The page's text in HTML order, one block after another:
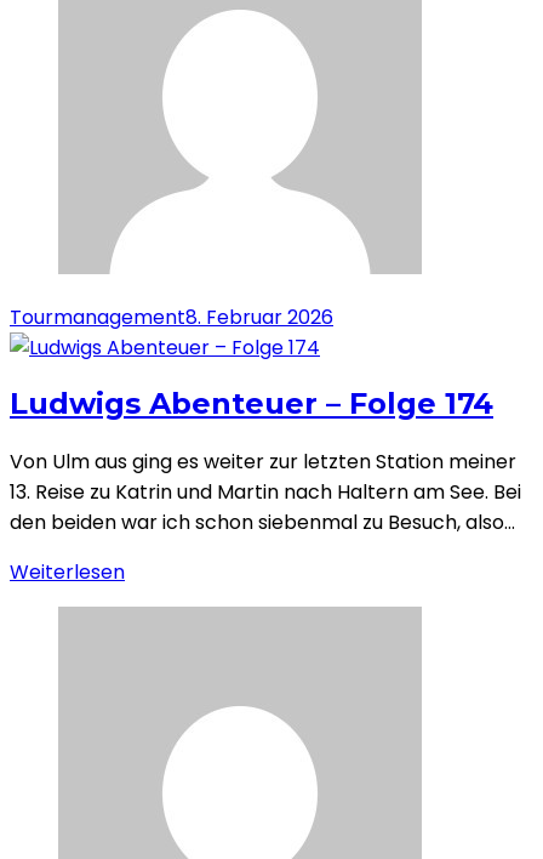
Tourmanagement8. Februar 2026
Ludwigs Abenteuer – Folge 174
Von Ulm aus ging es weiter zur letzten Station meiner
13. Reise zu Katrin und Martin nach Haltern am See. Bei
den beiden war ich schon siebenmal zu Besuch, also…
Weiterlesen